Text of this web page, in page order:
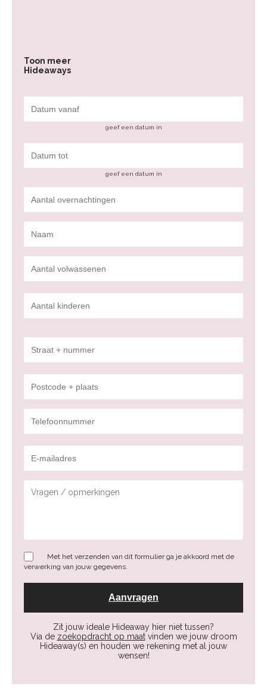
Toon meer
Hideaways
geef een datum in
geef een datum in
Met het verzenden van dit formulier ga je akkoord met de
verwerking van jouw gegevens.
Zit jouw ideale Hideaway hier niet tussen?
Via de zoekopdracht op maatvinden we jouw droom
Hideaway(s) en houden we rekening met al jouw
wensen!